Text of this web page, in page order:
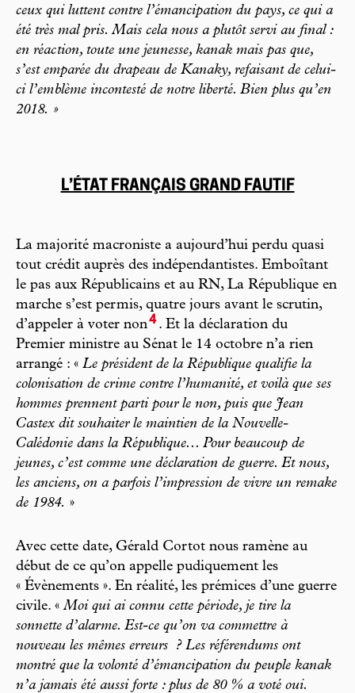
ceux qui luttent contre l’émancipation du pays, ce qui a
été très mal pris. Mais cela nous a plutôt servi au final :
en réaction, toute une jeunesse, kanak mais pas que,
s’est emparée du drapeau de Kanaky, refaisant de celui-
ci l’emblème incontesté de notre liberté. Bien plus qu’en
2018. »
L’ÉTAT FRANÇAIS GRAND FAUTIF
La majorité macroniste a aujourd’hui perdu quasi
tout crédit auprès des indépendantistes. Emboîtant
le pas aux Républicains et au RN, La République en
marche s’est permis, quatre jours avant le scrutin,
d’appeler à voter non4. Et la déclaration du
Premier ministre au Sénat le 14 octobre n’a rien
arrangé : « Le président de la République qualifie la
colonisation de crime contre l’humanité, et voilà que ses
hommes prennent parti pour le non, puis que Jean
Castex dit souhaiter le maintien de la Nouvelle-
Calédonie dans la République... Pour beaucoup de
jeunes, c’est comme une déclaration de guerre. Et nous,
les anciens, on a parfois l’impression de vivre un remake
de 1984. »
Avec cette date, Gérald Cortot nous ramène au
début de ce qu’on appelle pudiquement les
« Évènements ». En réalité, les prémices d’une guerre
civile. «Moi qui ai connu cette période, je tire la
sonnette d’alarme. Est-ce qu’on va commettre à
nouveau les mêmes erreurs
? Les référendums ont
montré que la volonté d’émancipation du peuple kanak
n’a jamais été aussi forte : plus de 80 % a voté oui.